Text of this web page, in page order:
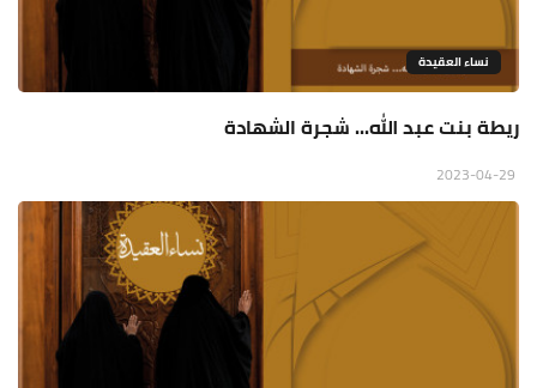
نساء العقيدة
ريطة بنت عبد الله... شجرة الشهادة